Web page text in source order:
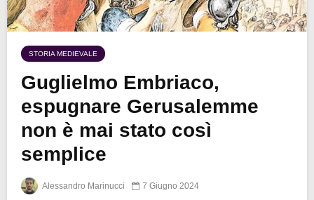
STORIA MEDIEVALE
Guglielmo Embriaco,
espugnare Gerusalemme
non è mai stato così
semplice
Alessandro Marinucci 7 Giugno 2024